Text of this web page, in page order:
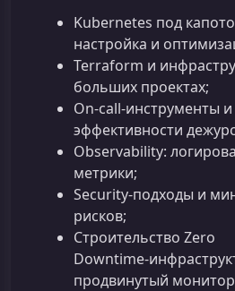
Kubernetes под
настройка и
Terraform и
больших проектах;
On‑call‑инструменты
эффективности
Observability:
метрики;
Security‑подходы и
рисков;
Строительство Zero
продвинутый